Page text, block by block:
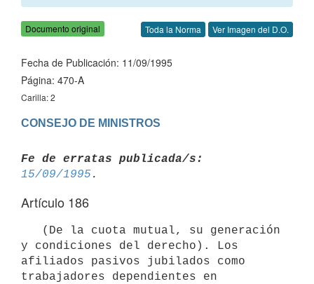
Documento original Toda la Norma Ver Imagen del D.O.
Fecha de Publicación: 11/09/1995
Página: 470-A
Carilla: 2
Fe de erratas publicada/s:
15/09/1995
Artículo 186
y condiciones del derecho). Los
afiliados pasivos jubilados como
trabajadores dependientes en